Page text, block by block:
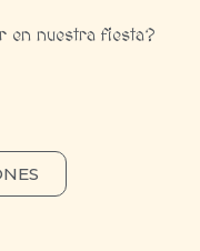
en nuestra fiesta?